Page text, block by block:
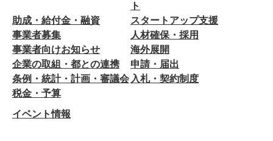
ト
助成・給付金・融資
スタートアップ支援
事業者募集
人材確保・採用
事業者向けお知らせ
海外展開
企業の取組・都との連携
申請・届出
条例・統計・計画・審議会 入札・契約制度
税金・予算
イベント情報